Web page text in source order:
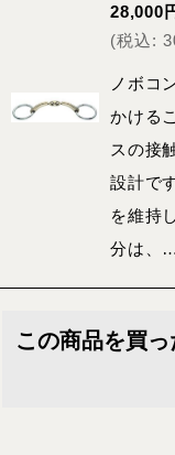
28,000
(税込:
ノボコ
かける
スの接
設計で
を維持
分は、…
この商品を買